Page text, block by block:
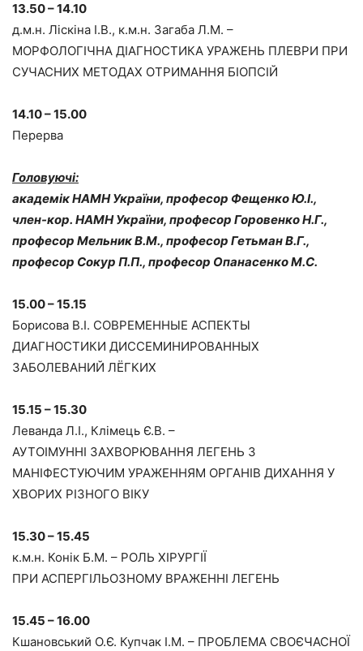
13.50 – 14.10
д.м.н. Ліскіна І.В., к.м.н. Загаба Л.М. –
МОРФОЛОГІЧНА ДІАГНОСТИКА УРАЖЕНЬ ПЛЕВРИ ПРИ
СУЧАСНИХ МЕТОДАХ ОТРИМАННЯ БІОПСІЙ
14.10 – 15.00
Перерва
Головуючі:
академік НАМН України, професор Фещенко Ю.І.,
член-кор. НАМН України, професор Горовенко Н.Г.,
професор Мельник В.М., професор Гетьман В.Г.,
професор Сокур П.П., професор Опанасенко М.С.
15.00 – 15.15
Борисова В.І. СОВРЕМЕННЫЕ АСПЕКТЫ
ДИАГНОСТИКИ ДИССЕМИНИРОВАННЫХ
ЗАБОЛЕВАНИЙ ЛЁГКИХ
15.15 – 15.30
Леванда Л.І., Клімець Є.В. –
АУТОІМУННІ ЗАХВОРЮВАННЯ ЛЕГЕНЬ З
МАНІФЕСТУЮЧИМ УРАЖЕННЯМ ОРГАНІВ ДИХАННЯ У
ХВОРИХ РІЗНОГО ВІКУ
15.30 – 15.45
к.м.н. Конік Б.М. – РОЛЬ ХІРУРГІЇ
ПРИ АСПЕРГІЛЬОЗНОМУ ВРАЖЕННІ ЛЕГЕНЬ
15.45 – 16.00
Кшановський О.Є. Купчак І.М. – ПРОБЛЕМА СВОЄЧАСНОЇ